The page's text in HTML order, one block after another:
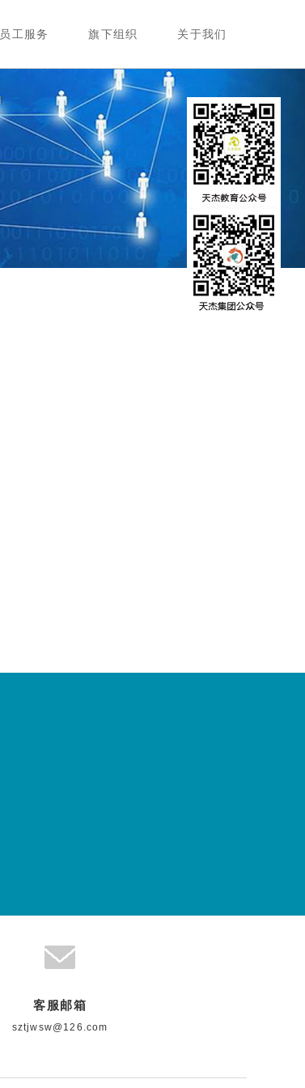
员工服务 旗下组织 关于我们
客服邮箱
sztjwsw@126.com